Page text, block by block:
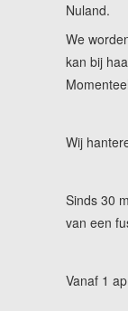
Nuland.
We
kan bij
Wij
Sinds 30
van een
Vanaf 1